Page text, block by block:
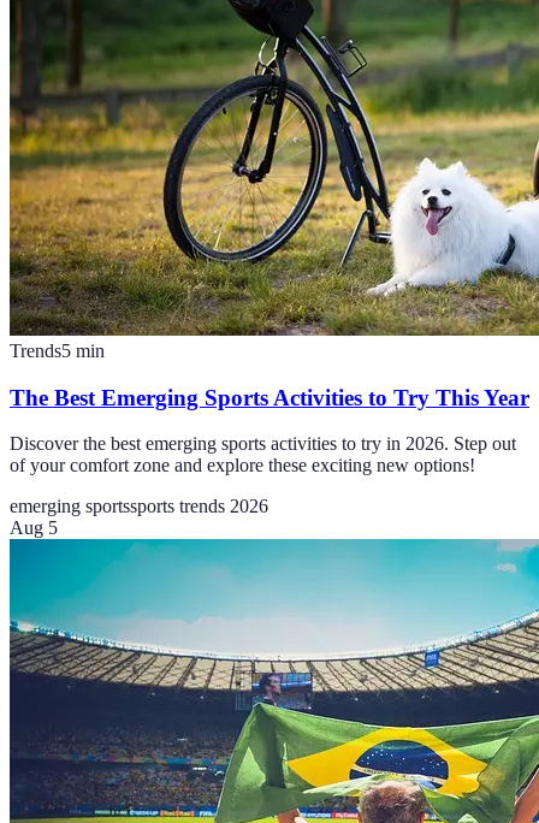
Trends5 min
The Best Emerging Sports Activities to Try This Year
Discover the best emerging sports activities to try in 2026. Step out
of your comfort zone and explore these exciting new options!
emerging sportssports trends 2026
Aug 5